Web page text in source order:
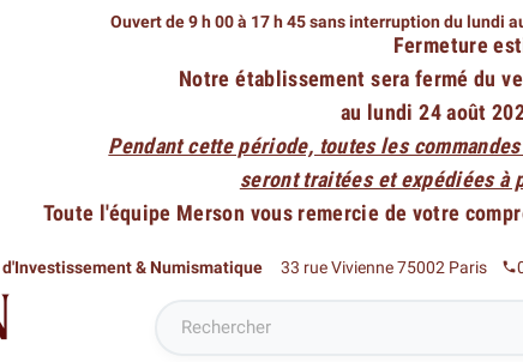
Ouvert de 9 h 00 à 17 h 45 sans interruption du lundi
Fermeture
Notre établissement sera fermé du
au lundi 24 août
Pendant cette période, toutes les
seront traitées et expédiées à
Toute l'équipe Merson vous remercie de votre
d'Investissement & Numismatique 33 rue Vivienne 75002 Paris phone